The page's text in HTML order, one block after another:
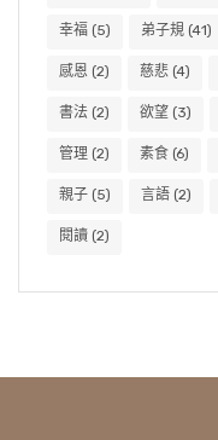
幸福 (5) 弟子規 (41)
感恩 (2) 慈悲 (4)
書法 (2) 欲望 (3)
管理 (2) 素食 (6)
親子 (5) 言語 (2)
閱讀 (2)